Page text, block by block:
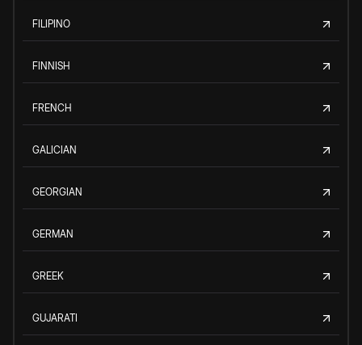
FILIPINO
FINNISH
FRENCH
GALICIAN
GEORGIAN
GERMAN
GREEK
GUJARATI